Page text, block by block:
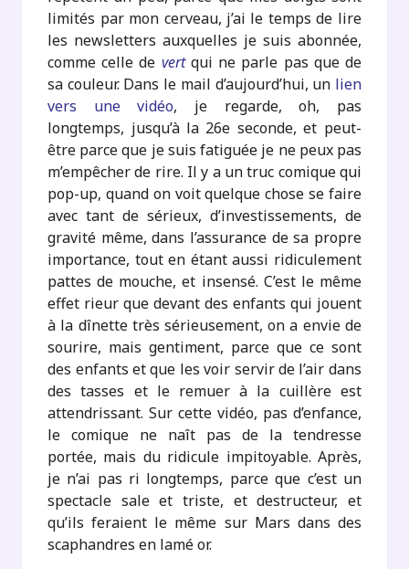
limités par mon cerveau, j’ai le temps de lire
les newsletters auxquelles je suis abonnée,
comme celle de vertqui ne parle pas que de
sa couleur. Dans le mail d’aujourd’hui, un lien
vers une vidéo, je regarde, oh, pas
longtemps, jusqu’à la 26e seconde, et peut-
être parce que je suis fatiguée je ne peux pas
m’empêcher de rire. Il y a un truc comique qui
pop-up, quand on voit quelque chose se faire
avec tant de sérieux, d’investissements, de
gravité même, dans l’assurance de sa propre
importance, tout en étant aussi ridiculement
pattes de mouche, et insensé. C’est le même
effet rieur que devant des enfants qui jouent
à la dînette très sérieusement, on a envie de
sourire, mais gentiment, parce que ce sont
des enfants et que les voir servir de l’air dans
des tasses et le remuer à la cuillère est
attendrissant. Sur cette vidéo, pas d’enfance,
le comique ne naît pas de la tendresse
portée, mais du ridicule impitoyable. Après,
je n’ai pas ri longtemps, parce que c’est un
spectacle sale et triste, et destructeur, et
qu’ils feraient le même sur Mars dans des
scaphandres en lamé or.